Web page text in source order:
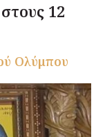
12
Ολύμπου